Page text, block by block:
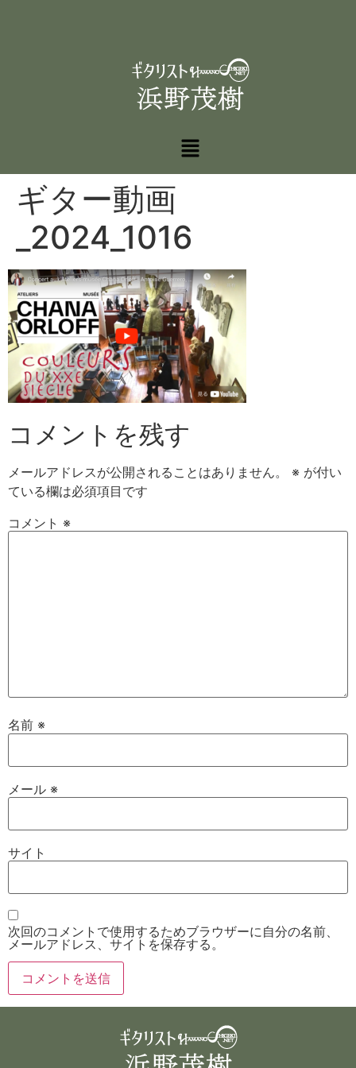
ギター動画
_2024_1016
コメントを残す
メールアドレスが公開されることはありません。 ※ が付い
ている欄は必須項目です
コメント ※
名前 ※
メール ※
サイト
次回のコメントで使用するためブラウザーに自分の名前、
メールアドレス、サイトを保存する。